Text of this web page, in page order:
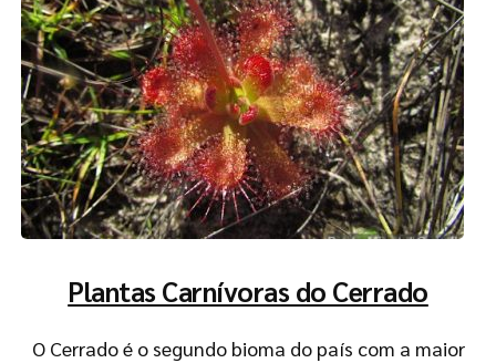
Plantas Carnívoras do Cerrado
O Cerrado é o segundo bioma do país com a maior